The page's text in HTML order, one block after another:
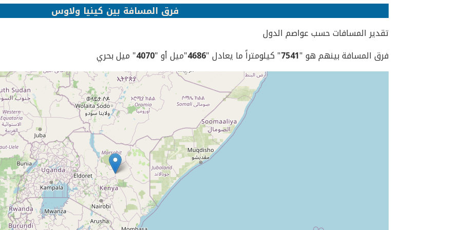
فرق المسافة بين كينيا ولاوس
تقدير المسافات حسب عواصم الدول
فرق المسافة بينهم هو "7541" كيلومتراً ما يعادل "4686"ميل أو "4070" ميل بحري